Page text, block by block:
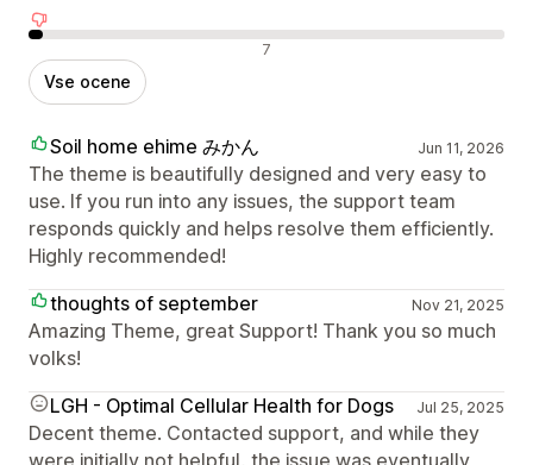
Negativne ocene 7
Vse ocene
Soil home ehime みかん Jun 11, 2026
The theme is beautifully designed and very easy to
use. If you run into any issues, the support team
responds quickly and helps resolve them efficiently.
Highly recommended!
thoughts of september
Nov 21, 2025
Amazing Theme, great Support! Thank you so much
volks!
LGH - Optimal Cellular Health for Dogs
Jul 25, 2025
Decent theme. Contacted support, and while they
were initially not helpful, the issue was eventually